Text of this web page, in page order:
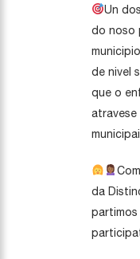
Un
do noso
de nivel
que o
atravese
da